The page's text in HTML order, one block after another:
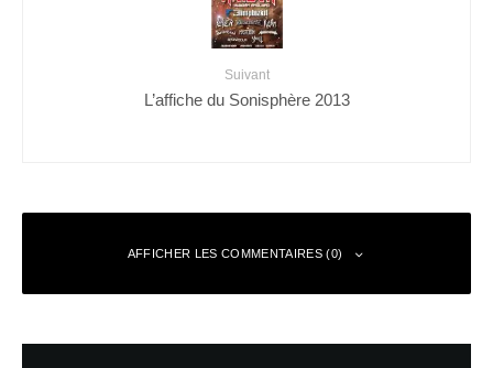
Suivant
L’affiche du Sonisphère 2013
AFFICHER LES COMMENTAIRES (0)